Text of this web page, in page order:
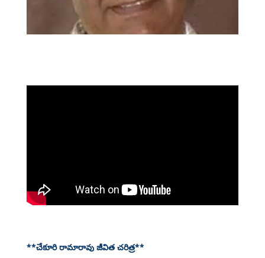
**చేకూరి రామారావు జీవిత చరిత్ర**